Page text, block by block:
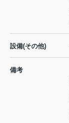
設備(その他)
備考